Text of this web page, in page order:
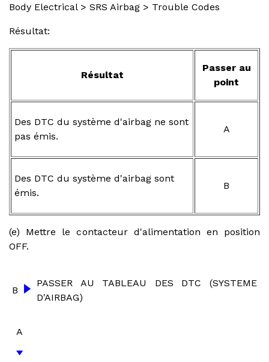
Body Electrical > SRS Airbag > Trouble Codes
Résultat:
Résultat
Passer au
point
Des DTC du système d'airbag ne sont
pas émis.
A
Des DTC du système d'airbag sont
émis.
B
(e) Mettre le contacteur d'alimentation en position
OFF.
B
PASSER AU TABLEAU DES DTC (SYSTEME
D'AIRBAG)
A